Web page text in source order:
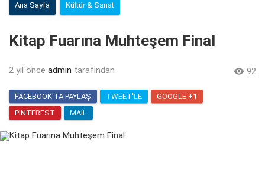
Ana Sayfa Kültür & Sanat
Kitap Fuarına Muhteşem Final
2 yıl önce admin tarafından  92
FACEBOOK'TA PAYLAŞ TWEET'LE
GOOGLE +1
PINTEREST
MAIL